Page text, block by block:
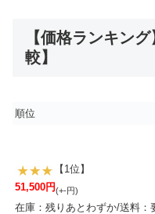
【価格ランキン
較】
順位
【1位】
51,500円(+-円)
在庫：残りあとわずか/送料：